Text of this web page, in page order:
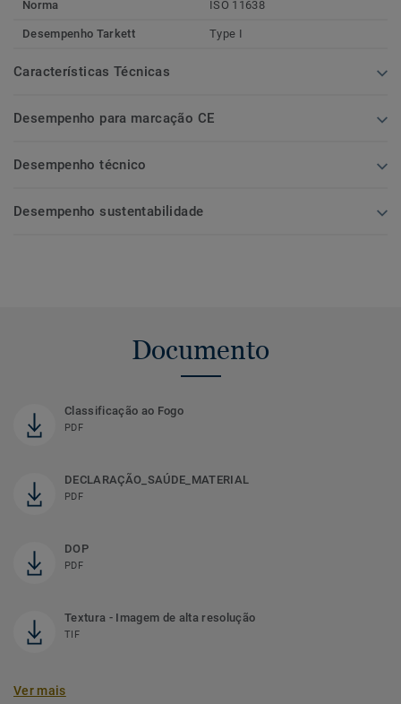
Norma
ISO 11638
Desempenho Tarkett Type I
Características Técnicas
Desempenho para marcação CE
Desempenho técnico
Desempenho sustentabilidade
Documento
Classificação ao Fogo
PDF
DECLARAÇÃO_SAÚDE_MATERIAL
PDF
DOP
PDF
Textura - Imagem de alta resolução
TIF
Ver mais